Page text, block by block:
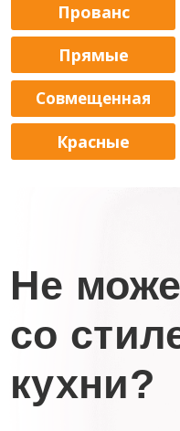
Не
со
кухни?
Прованс
Совмещенная
Прямые
Красные